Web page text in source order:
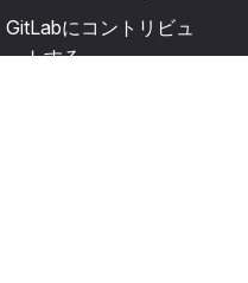
GitLabにコントリビュ
ートする